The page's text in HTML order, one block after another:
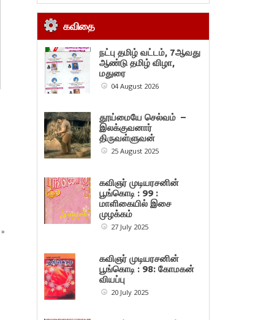
»
கவிதை
நட்பு தமிழ் வட்டம், 7ஆவது
ஆண்டு தமிழ் விழா,
மதுரை
04 August 2026
தூய்மையே செல்வம் –
இலக்குவனார்
திருவள்ளுவன்
25 August 2025
கவிஞர் முடியரசனின்
பூங்கொடி : 99 :
மாளிகையில் இசை
முழக்கம்
27 July 2025
கவிஞர் முடியரசனின்
பூங்கொடி : 98: கோமகன்
வியப்பு
20 July 2025